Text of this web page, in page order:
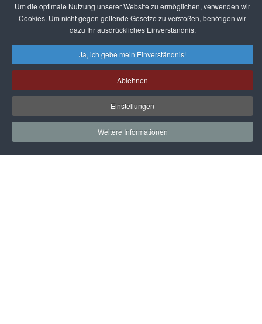
Um die optimale Nutzung unserer Website zu ermöglichen, verwenden wir
Cookies. Um nicht gegen geltende Gesetze zu verstoßen, benötigen wir
dazu Ihr ausdrückliches Einverständnis.
Ja, ich gebe mein Einverständnis!
Ablehnen
Einstellungen
Weitere Informationen